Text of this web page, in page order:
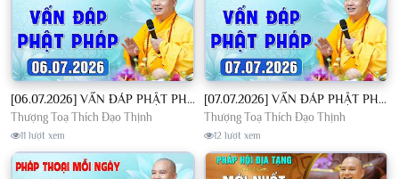
[06.07.2026] VẤN ĐÁP PHẬT PHÁP - Nghe Thầy giảng Pháp mỗi ngày CÔNG ĐỨC VÔ LƯỢNG│TT. Thích Đạo Thịnh
Thượng Toạ Thích Đạo Thịnh
11 lượt xem
[07.07.2026] VẤN ĐÁP PHẬT PHÁP - Nghe Thầy giảng Pháp mỗi ngày CÔNG ĐỨC VÔ LƯỢNG│TT. Thích Đạo Thịnh
Thượng Toạ Thích Đạo Thịnh
12 lượt xem